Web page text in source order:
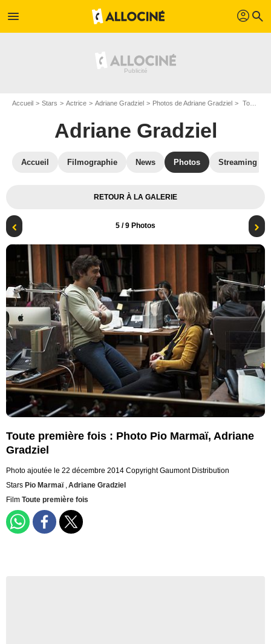
menu profil search
Accueil Stars Actrice Adriane Gradziel Photos de Adriane Gradziel Toute première fois : Photo Pio Marmaï, Adriane Gradziel
Adriane Gradziel
Accueil Filmographie News Photos Streaming
RETOUR À LA GALERIE
5 / 9 Photos
Toute première fois : Photo Pio Marmaï, Adriane
Gradziel
Photo ajoutée le 22 décembre 2014 Copyright Gaumont Distribution
Stars Pio Marmaï ,Adriane Gradziel
Film Toute première fois